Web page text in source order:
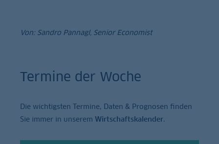
Von: Sandro Pannagl, Senior Economist
Termine der Woche
Die wichtigsten Termine, Daten & Prognosen finden
Sie immer in unserem Wirtschaftskalender.